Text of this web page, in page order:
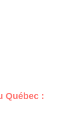
Québec :